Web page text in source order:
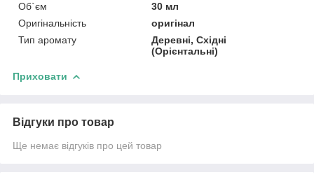
Об`єм
30 мл
Оригінальність
оригінал
Тип аромату
Деревні, Східні
(Орієнтальні)
Приховати
Відгуки про товар
Ще немає відгуків про цей товар